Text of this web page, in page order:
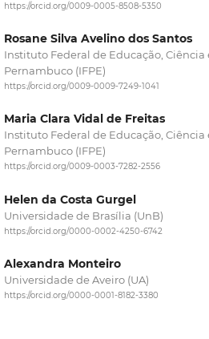
https://orcid.org/0009-0005-8508-5350
Rosane Silva Avelino dos Santos
Instituto Federal de Educação, Ciência
Pernambuco (IFPE)
https://orcid.org/0009-0009-7249-1041
Maria Clara Vidal de Freitas
Instituto Federal de Educação, Ciência
Pernambuco (IFPE)
https://orcid.org/0009-0003-7282-2556
Helen da Costa Gurgel
Universidade de Brasília (UnB)
https://orcid.org/0000-0002-4250-6742
Alexandra Monteiro
Universidade de Aveiro (UA)
https://orcid.org/0000-0001-8182-3380